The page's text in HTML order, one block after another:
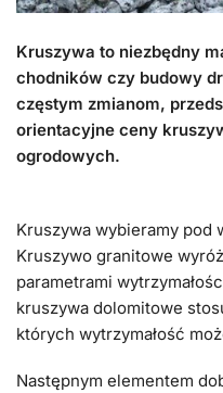
Kruszywa to niezbędny
chodników czy budowy
częstym zmianom,
orientacyjne ceny
ogrodowych.
Kruszywa wybieramy pod
Kruszywo granitowe
parametrami
kruszywa dolomitowe
których wytrzymałość
Następnym elementem